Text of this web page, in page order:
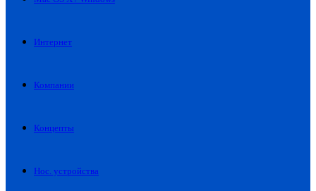
Интернет
Компании
Концепты
Нос. устройства